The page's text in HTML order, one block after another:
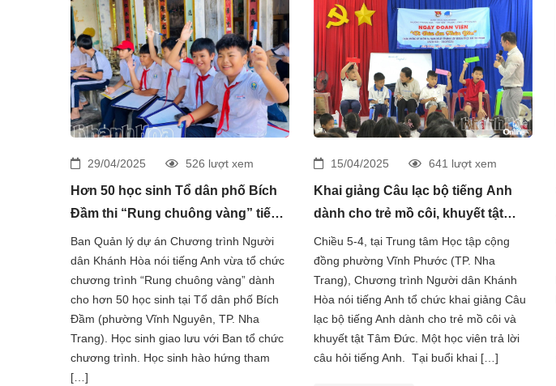
29/04/2025 526 lượt xem
Hơn 50 học sinh Tổ dân phố Bích
Đầm thi “Rung chuông vàng” tiếng
Anh
Ban Quản lý dự án Chương trình Người
dân Khánh Hòa nói tiếng Anh vừa tổ chức
chương trình “Rung chuông vàng” dành
cho hơn 50 học sinh tại Tổ dân phố Bích
Đầm (phường Vĩnh Nguyên, TP. Nha
Trang). Học sinh giao lưu với Ban tổ chức
chương trình. Học sinh hào hứng tham
[…]
15/04/2025 641 lượt xem
Khai giảng Câu lạc bộ tiếng Anh
dành cho trẻ mồ côi, khuyết tật
Tâm Đức
Chiều 5-4, tại Trung tâm Học tập cộng
đồng phường Vĩnh Phước (TP. Nha
Trang), Chương trình Người dân Khánh
Hòa nói tiếng Anh tổ chức khai giảng Câu
lạc bộ tiếng Anh dành cho trẻ mồ côi và
khuyết tật Tâm Đức. Một học viên trả lời
câu hỏi tiếng Anh. Tại buổi khai […]